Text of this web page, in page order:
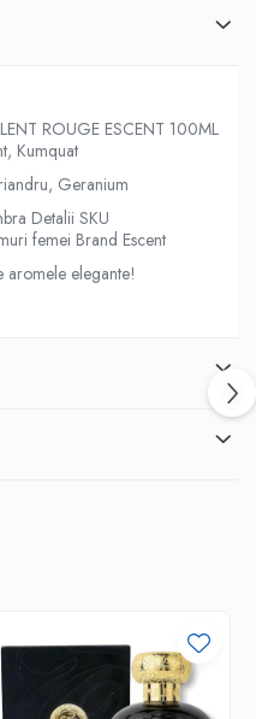
ROUGE ESCENT 100ML
Kumquat
Geranium
Detalii SKU
femei Brand Escent
aromele elegante!